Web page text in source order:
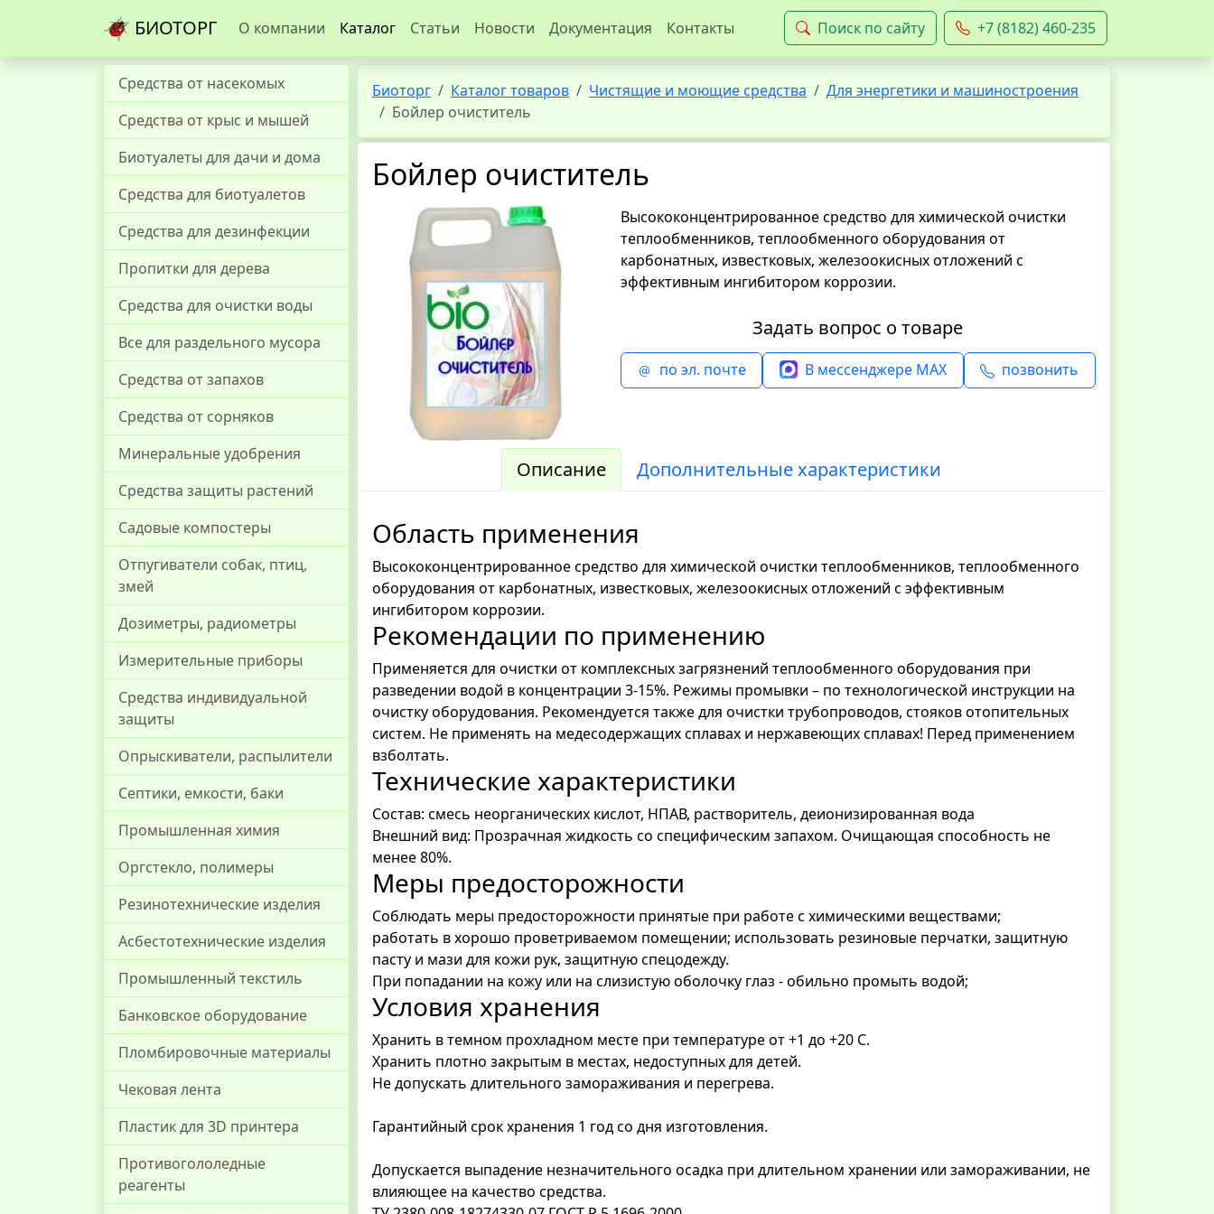
БИОТОРГ О компании Каталог Статьи Новости Документация Контакты Поиск по сайту +7 (8182) 460-235
Средства от насекомых
Средства от крыс и мышей
Биотуалеты для дачи и дома
Средства для биотуалетов
Средства для дезинфекции
Пропитки для дерева
Средства для очистки воды
Все для раздельного мусора
Средства от запахов
Средства от сорняков
Минеральные удобрения
Средства защиты растений
Садовые компостеры
Отпугиватели собак, птиц,
змей
Дозиметры, радиометры
Измерительные приборы
Средства индивидуальной
защиты
Опрыскиватели, распылители
Септики, емкости, баки
Промышленная химия
Оргстекло, полимеры
Резинотехнические изделия
Асбестотехнические изделия
Промышленный текстиль
Банковское оборудование
Пломбировочные материалы
Чековая лента
Пластик для 3D принтера
Противогололедные
реагенты
Биоторг Каталог товаров Чистящие и моющие средства
Для энергетики и машиностроения
Бойлер очиститель
Бойлер очиститель
Высококонцентрированное средство для химической очистки
теплообменников, теплообменного оборудования от
карбонатных, известковых, железоокисных отложений с
эффективным ингибитором коррозии.
Задать вопрос о товаре
по эл. почте В мессенджере MAX позвонить
Описание Дополнительные характеристики
Область применения
Высококонцентрированное средство для химической очистки теплообменников, теплообменного
оборудования от карбонатных, известковых, железоокисных отложений с эффективным
ингибитором коррозии.
Рекомендации по применению
Применяется для очистки от комплексных загрязнений теплообменного оборудования при
разведении водой в концентрации 3-15%. Режимы промывки – по технологической инструкции на
очистку оборудования. Рекомендуется также для очистки трубопроводов, стояков отопительных
систем. Не применять на медесодержащих сплавах и нержавеющих сплавах! Перед применением
взболтать.
Технические характеристики
Состав: смесь неорганических кислот, НПАВ, растворитель, деионизированная вода
Внешний вид: Прозрачная жидкость со специфическим запахом. Очищающая способность не
менее 80%.
Меры предосторожности
Соблюдать меры предосторожности принятые при работе с химическими веществами;
работать в хорошо проветриваемом помещении; использовать резиновые перчатки, защитную
пасту и мази для кожи рук, защитную спецодежду.
При попадании на кожу или на слизистую оболочку глаз - обильно промыть водой;
Условия хранения
Хранить в темном прохладном месте при температуре от +1 до +20 С.
Хранить плотно закрытым в местах, недоступных для детей.
Не допускать длительного замораживания и перегрева.
Гарантийный срок хранения 1 год со дня изготовления.
Допускается выпадение незначительного осадка при длительном хранении или замораживании, не
влияющее на качество средства.